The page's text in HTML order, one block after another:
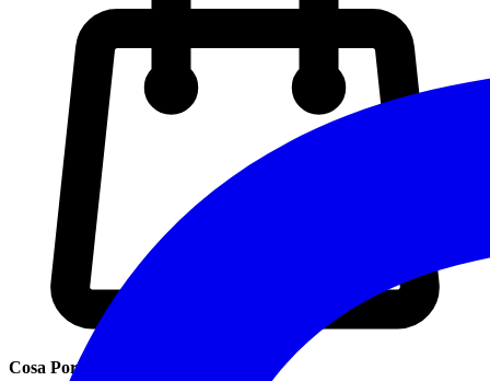
Cosa Portare / Abbigliamento